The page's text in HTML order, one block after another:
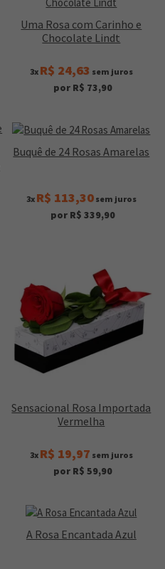
Uma Rosa com Carinho e
Chocolate Lindt
3x R$ 24,63 sem juros
por R$ 73,90
Buquê de 24 Rosas Amarelas
3x R$ 113,30sem juros
por R$ 339,90
Sensacional Rosa Importada
Vermelha
3x R$ 19,97 sem juros
por R$ 59,90
A Rosa Encantada Azul